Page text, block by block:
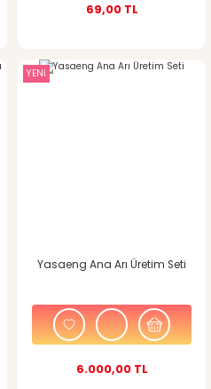
69,00 TL
YENİ
Yasaeng Ana Arı Üretim Seti
6.000,00 TL